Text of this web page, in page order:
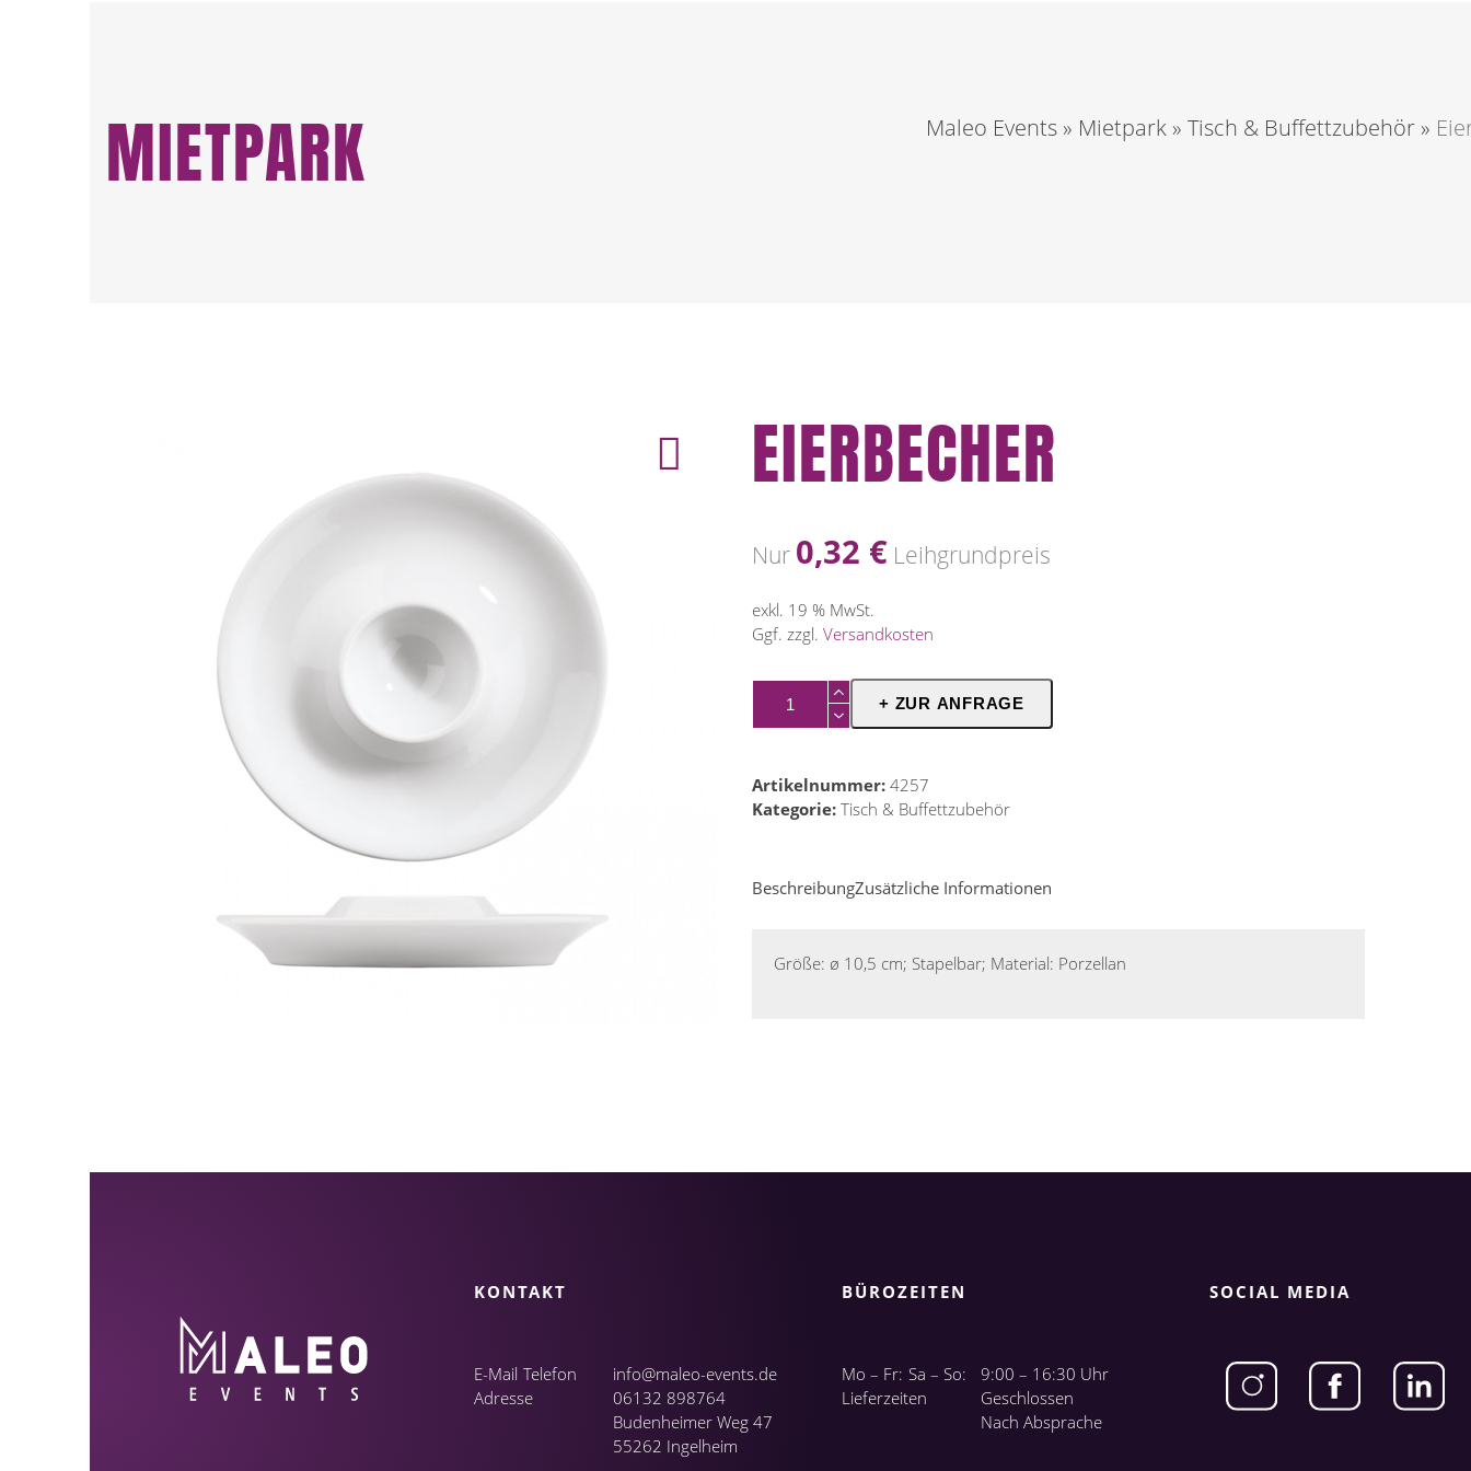
MIETPARK Maleo Events » Mietpark » Tisch & Buffettzubehör »
EIERBECHER
Nur 0,32 € Leihgrundpreis
exkl. 19 % MwSt.
Ggf. zzgl. Versandkosten
Menge
+ ZUR ANFRAGE
Artikelnummer: 4257
Kategorie: Tisch & Buffettzubehör
BeschreibungZusätzliche Informationen
Größe: ø 10,5 cm; Stapelbar; Material: Porzellan
KONTAKT
E-Mail info@maleo-events.de
Telefon
06132 898764
Adresse
Budenheimer Weg 47
55262 Ingelheim
BÜROZEITEN
Mo – Fr: 9:00 – 16:30 Uhr
Sa – So:
Geschlossen
Lieferzeiten
Nach Absprache
SOCIAL MEDIA